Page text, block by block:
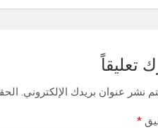
تعليقاً
نشر عنوان بريدك الإلكتروني.
*